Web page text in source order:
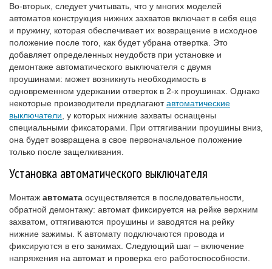
Во-вторых, следует учитывать, что у многих моделей
автоматов конструкция нижних захватов включает в себя еще
и пружину, которая обеспечивает их возвращение в исходное
положение после того, как будет убрана отвертка. Это
добавляет определенных неудобств при установке и
демонтаже автоматического выключателя с двумя
проушинами: может возникнуть необходимость в
одновременном удержании отверток в 2-х проушинах. Однако
некоторые производители предлагаютавтоматические
выключатели , у которых нижние захваты оснащены
специальными фиксаторами. При оттягивании проушины вниз,
она будет возвращена в свое первоначальное положение
только после защелкивания.
Установка автоматического выключателя
Монтаж автомата осуществляется в последовательности,
обратной демонтажу: автомат фиксируется на рейке верхним
захватом, оттягиваются проушины и заводятся на рейку
нижние зажимы. К автомату подключаются провода и
фиксируются в его зажимах. Следующий шаг – включение
напряжения на автомат и проверка его работоспособности.